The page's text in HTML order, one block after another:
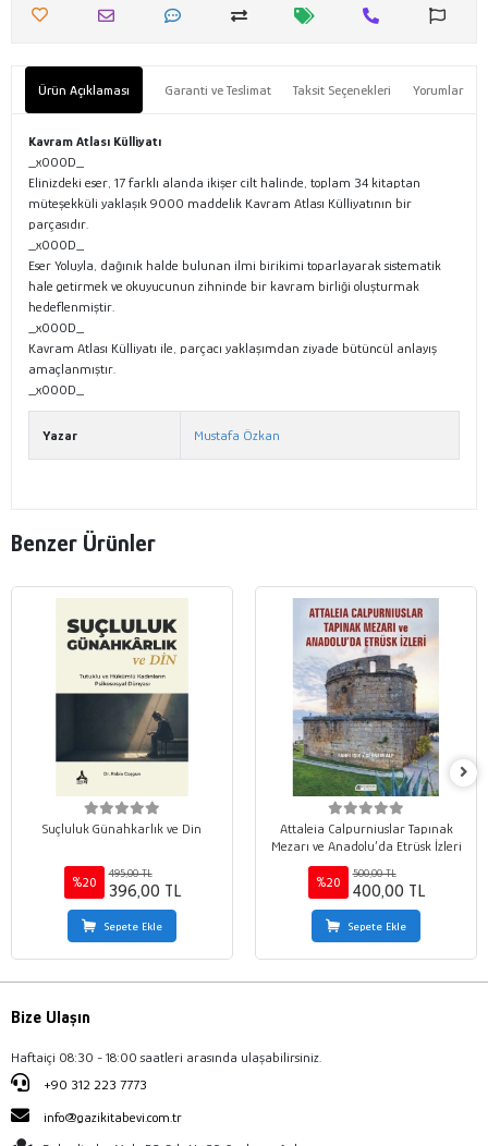
Ürün Açıklaması Garanti ve Teslimat Taksit Seçenekleri Yorumlar
Kavram Atlası Külliyatı
_x000D_
Elinizdeki eser, 17 farklı alanda ikişer cilt halinde, toplam 34 kitaptan
müteşekküli yaklaşık 9000 maddelik Kavram Atlası Külliyatının bir
parçasıdır.
_x000D_
Eser Yoluyla, dağınık halde bulunan ilmi birikimi toparlayarak sistematik
hale getirmek ve okuyucunun zihninde bir kavram birliği oluşturmak
hedeflenmiştir.
_x000D_
Kavram Atlası Külliyatı ile, parçacı yaklaşımdan ziyade bütüncül anlayış
amaçlanmıştır.
_x000D_
Yazar Mustafa Özkan
Benzer Ürünler
Suçluluk Günahkarlık ve Din
%20
495,00 TL
396,00 TL
Sepete Ekle
Attaleia Calpurniuslar Tapınak
Mezarı ve Anadolu’da Etrüsk İzleri
%20
500,00 TL
400,00 TL
Sepete Ekle
Bize Ulaşın
Haftaiçi 08:30 - 18:00 saatleri arasında ulaşabilirsiniz.
+90 312 223 7773
info@gazikitabevi.com.tr